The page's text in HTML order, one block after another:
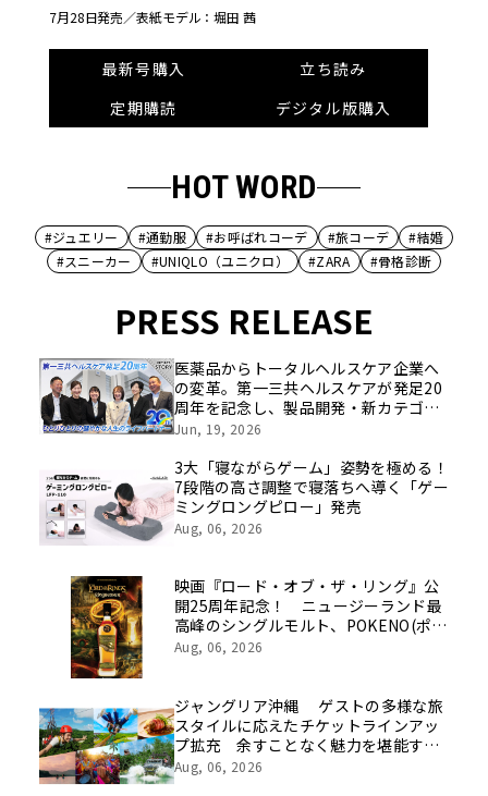
7月28日発売／表紙モデル：堀田 茜
最新号購入
立ち読み
定期購読
デジタル版購入
HOT WORD
#ジュエリー #通勤服 #お呼ばれコーデ #旅コーデ
#結婚
#スニーカー
#UNIQLO（ユニクロ） #ZARA #骨格診断
PRESS RELEASE
医薬品からトータルヘルスケア企業へ
の変革。第一三共ヘルスケアが発足20
周年を記念し、製品開発・新カテゴリ
挑戦の舞台や旧社統合時のエピソード
像を公開！
Jun, 19, 2026
3大「寝ながらゲーム」姿勢を極める！
7段階の高さ調整で寝落ちへ導く「ゲー
ミングロングピロー」発売
Aug, 06, 2026
映画『ロード・オブ・ザ・リング』公
開25周年記念！ ニュージーランド最
高峰のシングルモルト、POKENO(ポケ
ノ)より 数量限定ウイスキー「リング
Aug, 06, 2026
ジャングリア沖縄 ゲストの多様な旅
スタイルに応えたチケットラインアッ
プ拡充 余すことなく魅力を堪能する
「ロイヤルチケット」新登場
Aug, 06, 2026